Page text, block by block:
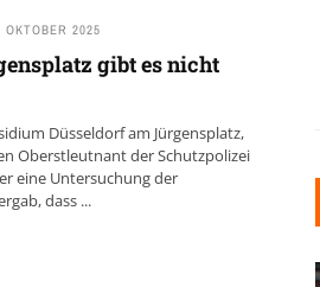
OKTOBER 2025
gibt es nicht
Düsseldorf am Jürgensplatz,
Oberstleutnant der Schutzpolizei
eine Untersuchung der
dass ...